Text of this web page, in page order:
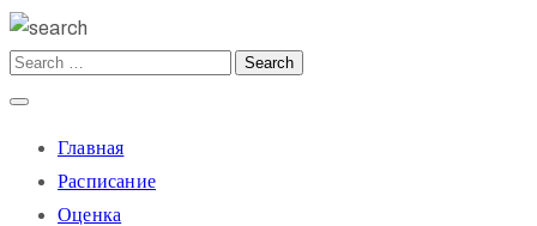
Главная
Расписание
Оценка